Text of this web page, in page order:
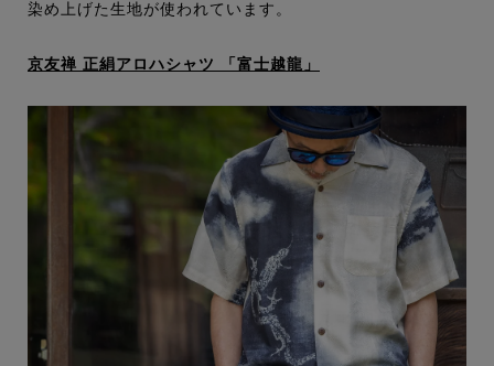
染め上げた生地が使われています。
京友禅 正絹アロハシャツ 「富士越龍」